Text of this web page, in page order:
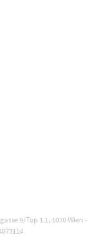
9/Top 1.1, 1070 Wien -